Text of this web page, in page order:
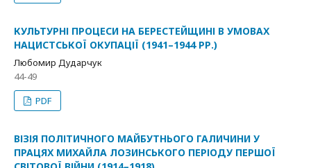
КУЛЬТУРНІ ПРОЦЕСИ НА БЕРЕСТЕЙЩИНІ В УМОВАХ
НАЦИСТСЬКОЇ ОКУПАЦІЇ (1941–1944 РР.)
Любомир Дударчук
44-49
PDF
ВІЗІЯ ПОЛІТИЧНОГО МАЙБУТНЬОГО ГАЛИЧИНИ У
ПРАЦЯХ МИХАЙЛА ЛОЗИНСЬКОГО ПЕРІОДУ ПЕРШОЇ